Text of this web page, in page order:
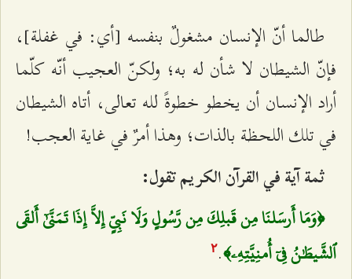
طالما أنّ الإنسان مشغولٌ بنفسه [أي: في غفلة]،
فإنّ الشيطان لا شأن له به؛ ولكنّ العجيب أنّه كلّما
أراد الإنسان أن يخطو خطوةً لله تعالى، أتاه الشيطان
في تلك اللحظة بالذات؛ وهذا أمرٌ في غاية العجب!
ثمة آية في القرآن الكريم تقول:
﴿وَمَا أَرسَلنَا مِن قَبلِكَ مِن رَّسُولٍ وَلَا نَبِيٍّ إِلاَّ إِذَا تَمَنَّىٰٓ أَلقَى
ٱلشَّيطَٰنُ فِيٓ أُمنِيَّتِهِۦ﴾.٢